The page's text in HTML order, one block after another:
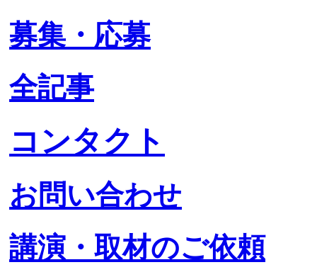
募集・応募
全記事
コンタクト
お問い合わせ
講演・取材のご依頼